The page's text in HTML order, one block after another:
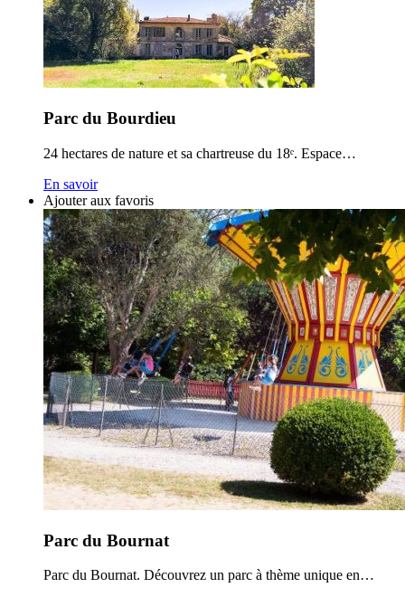
Parc du Bourdieu
24 hectares de nature et sa chartreuse du 18ᵉ. Espace…
En savoir
Ajouter aux favoris
Parc du Bournat
Parc du Bournat. Découvrez un parc à thème unique en…